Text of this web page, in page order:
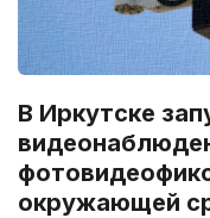
В Иркутске
окружающей